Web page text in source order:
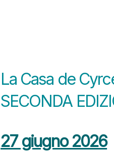
La Casa de
SECONDA
27 giugno 2026